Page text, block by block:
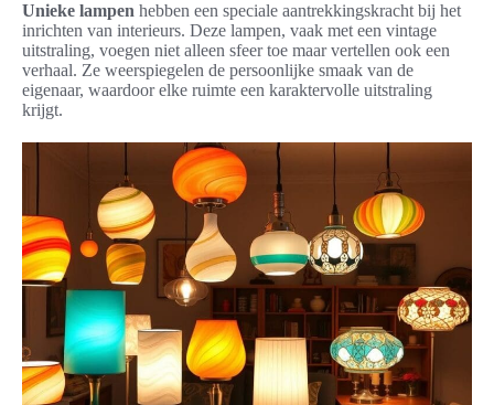
Unieke lampen hebben een speciale aantrekkingskracht bij het
inrichten van interieurs. Deze lampen, vaak met een vintage
uitstraling, voegen niet alleen sfeer toe maar vertellen ook een
verhaal. Ze weerspiegelen de persoonlijke smaak van de
eigenaar, waardoor elke ruimte een karaktervolle uitstraling
krijgt.